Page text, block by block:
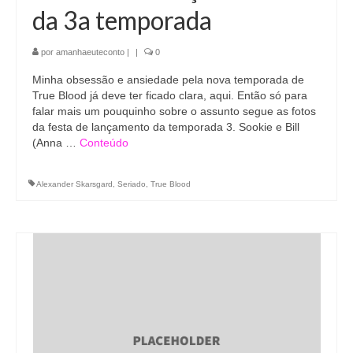
da 3a temporada
por amanhaeuteconto | | 0
Minha obsessão e ansiedade pela nova temporada de
True Blood já deve ter ficado clara, aqui. Então só para
falar mais um pouquinho sobre o assunto segue as fotos
da festa de lançamento da temporada 3. Sookie e Bill
(Anna … Conteúdo
Alexander Skarsgard Seriado True Blood